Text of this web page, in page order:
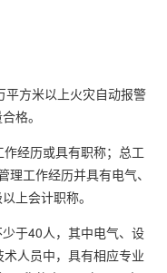
平方米以上火灾自动报警
格。
经历或具有职称；总工
工作经历并具有电气、
上会计职称。
于40人，其中电气、设
人员中，具有相应专业